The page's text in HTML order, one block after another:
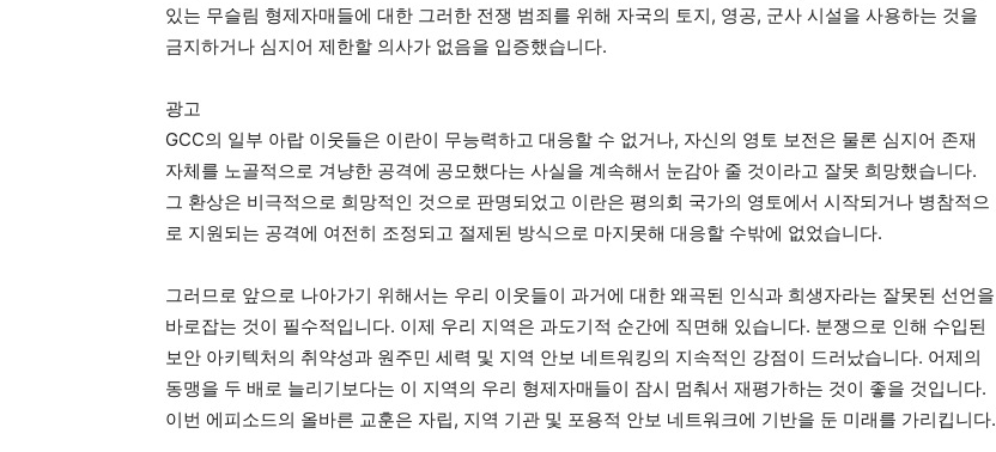
있는 무슬림 형제자매들에 대한 그러한 전쟁 범죄를 위해 자국의 토지, 영공, 군사 시설을 사용하는 것을
금지하거나 심지어 제한할 의사가 없음을 입증했습니다.
광고
GCC의 일부 아랍 이웃들은 이란이 무능력하고 대응할 수 없거나, 자신의 영토 보전은 물론 심지어 존재
자체를 노골적으로 겨냥한 공격에 공모했다는 사실을 계속해서 눈감아 줄 것이라고 잘못 희망했습니다.
그 환상은 비극적으로 희망적인 것으로 판명되었고 이란은 평의회 국가의 영토에서 시작되거나 병참적으
로 지원되는 공격에 여전히 조정되고 절제된 방식으로 마지못해 대응할 수밖에 없었습니다.
그러므로 앞으로 나아가기 위해서는 우리 이웃들이 과거에 대한 왜곡된 인식과 희생자라는 잘못된 선언을
바로잡는 것이 필수적입니다. 이제 우리 지역은 과도기적 순간에 직면해 있습니다. 분쟁으로 인해 수입된
보안 아키텍처의 취약성과 원주민 세력 및 지역 안보 네트워킹의 지속적인 강점이 드러났습니다. 어제의
동맹을 두 배로 늘리기보다는 이 지역의 우리 형제자매들이 잠시 멈춰서 재평가하는 것이 좋을 것입니다.
이번 에피소드의 올바른 교훈은 자립, 지역 기관 및 포용적 안보 네트워크에 기반을 둔 미래를 가리킵니다.